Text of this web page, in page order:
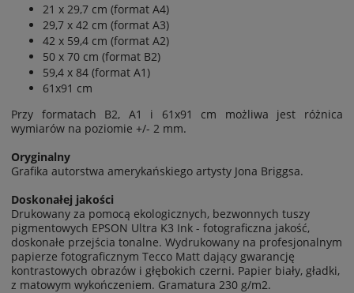
21 x 29,7 cm (format A4)
29,7 x 42 cm (format A3)
42 x 59,4 cm (format A2)
50 x 70 cm (format B2)
59,4 x 84 (format A1)
61x91 cm
Przy formatach B2, A1 i 61x91 cm możliwa jest różnica
wymiarów na poziomie +/- 2 mm.
Oryginalny
Grafika autorstwa amerykańskiego artysty Jona Briggsa.
Doskonałej jakości
Drukowany za pomocą ekologicznych, bezwonnych tuszy
pigmentowych EPSON Ultra K3 Ink - fotograficzna jakość,
doskonałe przejścia tonalne. Wydrukowany na profesjonalnym
papierze fotograficznym Tecco Matt dający gwarancję
kontrastowych obrazów i głębokich czerni. Papier biały, gładki,
z matowym wykończeniem. Gramatura 230 g/m2.